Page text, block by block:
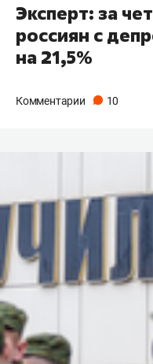
Эксперт: за
россиян с
на 21,5%
Комментарии 10